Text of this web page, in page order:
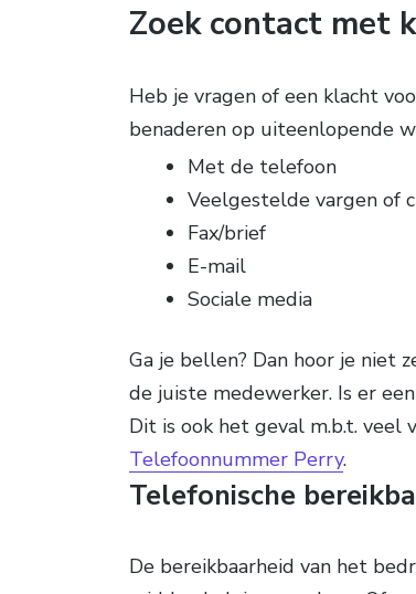
Zoek contact met
Heb je vragen of een klacht
benaderen op uiteenlopende
Met de telefoon
Veelgestelde vargen of
Fax/brief
E-mail
Sociale media
Ga je bellen? Dan hoor je niet
de juiste medewerker. Is er
Dit is ook het geval m.b.t. veel
Telefoonnummer Perry.
Telefonische
De bereikbaarheid van het